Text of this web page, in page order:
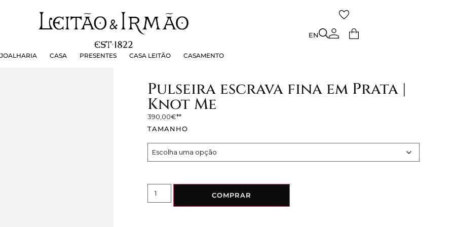
JOALHARIA CASA PRESENTES CASA LEITÃO CASAMENTO
EN
PRESENTES CASA LEITÃO
Pulseira escrava fina em Prata |
Knot Me
390,00€
TAMANHO
COMPRAR